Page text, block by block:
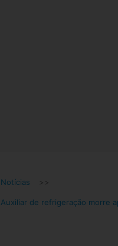
Notícias >>
Auxiliar de refrigeração morre